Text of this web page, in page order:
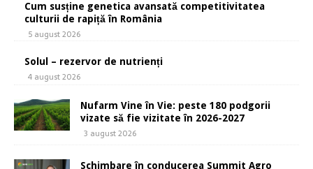
Cum susține genetica avansată competitivitatea
culturii de rapiță în România
5 august 2026
Solul – rezervor de nutrienți
4 august 2026
Nufarm Vine în Vie: peste 180 podgorii
vizate să fie vizitate în 2026-2027
3 august 2026
Schimbare în conducerea Summit Agro